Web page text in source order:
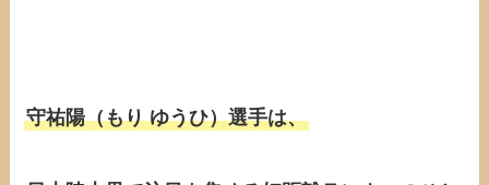
守祐陽（もり ゆうひ）選手は、